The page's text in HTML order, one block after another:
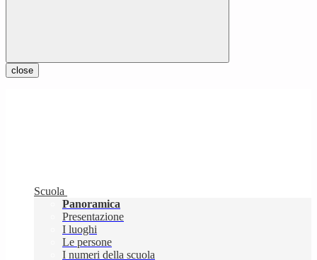
close
Scuola
Panoramica
Presentazione
I luoghi
Le persone
I numeri della scuola